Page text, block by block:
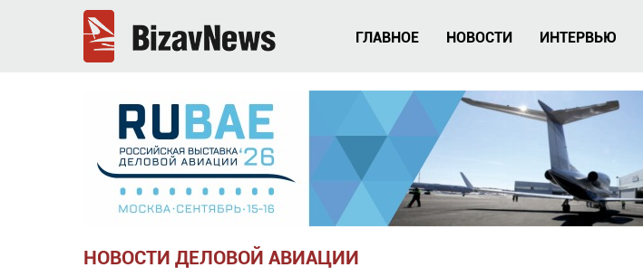
ГЛАВНОЕ НОВОСТИ ИНТЕРВЬЮ
НОВОСТИ ДЕЛОВОЙ АВИАЦИИ